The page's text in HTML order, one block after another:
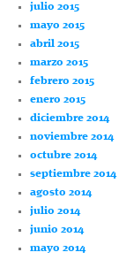
julio 2015
mayo 2015
abril 2015
marzo 2015
febrero 2015
enero 2015
diciembre 2014
noviembre 2014
octubre 2014
septiembre 2014
agosto 2014
julio 2014
junio 2014
mayo 2014